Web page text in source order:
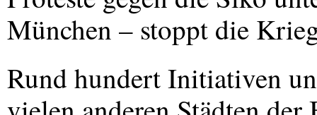
München – stoppt die
Rund hundert Initiativen